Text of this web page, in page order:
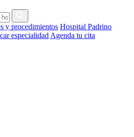
y procedimientos Hospital Padrino
especialidad Agenda tu cita